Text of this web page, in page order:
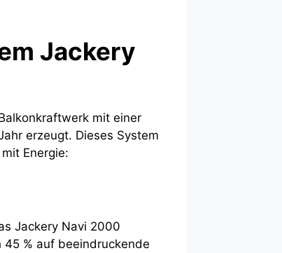
Jackery
mit einer
erzeugt. Dieses System
Energie:
Jackery Navi 2000
% auf beeindruckende